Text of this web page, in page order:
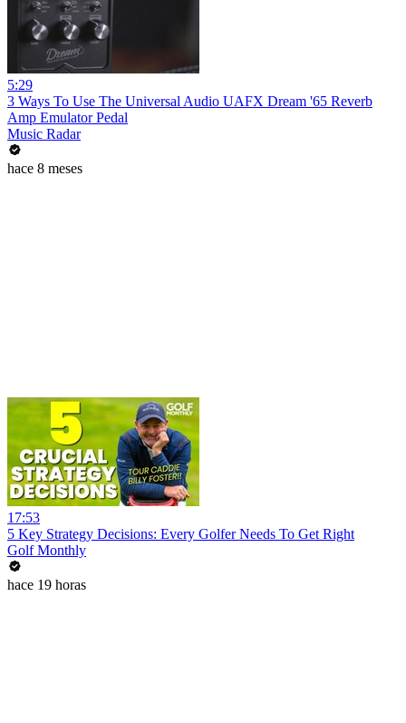
5:29
3 Ways To Use The Universal Audio UAFX Dream '65 Reverb
Amp Emulator Pedal
Music Radar
hace 8 meses
17:53
5 Key Strategy Decisions: Every Golfer Needs To Get Right
Golf Monthly
hace 19 horas